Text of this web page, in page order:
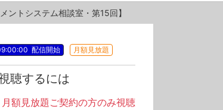
ントシステム相談室・第15回】
配信開始 月額見放題
聴するには
額見放題ご契約の方のみ視聴